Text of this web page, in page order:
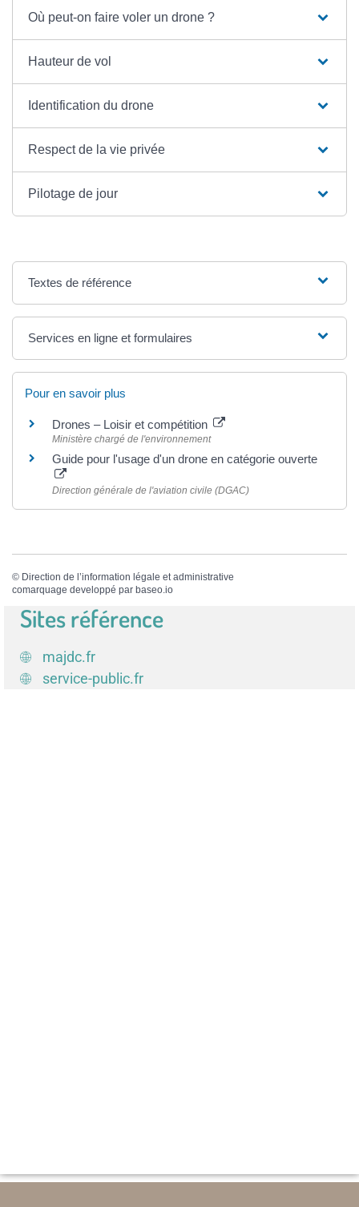
Où peut-on faire voler un drone ?
Hauteur de vol
Identification du drone
Respect de la vie privée
Pilotage de jour
Textes de référence
Services en ligne et formulaires
Pour en savoir plus
Drones – Loisir et compétition
Ministère chargé de l'environnement
Guide pour l'usage d'un drone en catégorie ouverte
Direction générale de l'aviation civile (DGAC)
© Direction de l’information légale et administrative
comarquage developpé par baseo.io
Sites référence
majdc.fr
service-public.fr